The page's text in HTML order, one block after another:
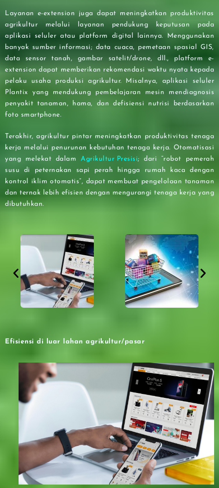
Layanan e-extension juga dapat meningkatkan produktivitas
agrikultur melalui layanan pendukung keputusan pada
aplikasi seluler atau platform digital lainnya. Menggunakan
banyak sumber informasi; data cuaca, pemetaan spasial GIS,
data sensor tanah, gambar satelit/drone, dll., platform e-
extension dapat memberikan rekomendasi waktu nyata kepada
pelaku usaha produksi agrikultur. Misalnya, aplikasi seluler
Plantix yang mendukung pembelajaran mesin mendiagnosis
penyakit tanaman, hama, dan defisiensi nutrisi berdasarkan
foto smartphone.
Terakhir, agrikultur pintar meningkatkan produktivitas tenaga
kerja melalui penurunan kebutuhan tenaga kerja. Otomatisasi
yang melekat dalam Agrikultur Presisi; dari “robot pemerah
susu di peternakan sapi perah hingga rumah kaca dengan
kontrol iklim otomatis”, dapat membuat pengelolaan tanaman
dan ternak lebih efisien dengan mengurangi tenaga kerja yang
dibutuhkan.
Efisiensi di luar lahan agrikultur/pasar